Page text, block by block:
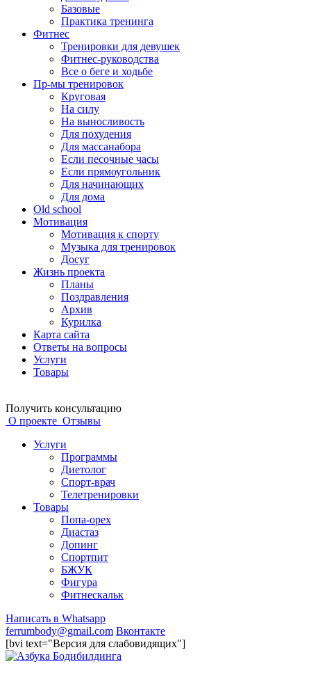
Базовые
Практика тренинга
Фитнес
Тренировки для девушек
Фитнес-руководства
Все о беге и ходьбе
Пр-мы тренировок
Круговая
На силу
На выносливость
Для похудения
Для массанабора
Если песочные часы
Если прямоугольник
Для начинающих
Для дома
Old school
Мотивация
Мотивация к спорту
Музыка для тренировок
Досуг
Жизнь проекта
Планы
Поздравления
Архив
Курилка
Карта сайта
Ответы на вопросы
Услуги
Товары
Получить консультацию
О проекте Отзывы
Услуги
Программы
Диетолог
Спорт-врач
Телетренировки
Товары
Попа-орех
Диастаз
Допинг
Спортпит
БЖУК
Фигура
Фитнескальк
Написать в Whatsapp
ferrumbody@gmail.com Вконтакте
[bvi text="Версия для слабовидящих"]